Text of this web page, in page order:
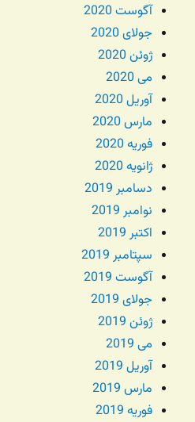
آگوست 2020
جولای 2020
ژوئن 2020
می 2020
آوریل 2020
مارس 2020
فوریه 2020
ژانویه 2020
دسامبر 2019
نوامبر 2019
اکتبر 2019
سپتامبر 2019
آگوست 2019
جولای 2019
ژوئن 2019
می 2019
آوریل 2019
مارس 2019
فوریه 2019